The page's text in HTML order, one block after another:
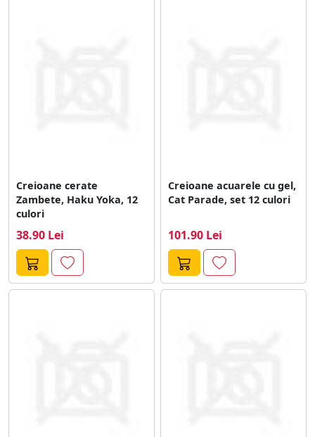
Creioane cerate
Zambete, Haku Yoka, 12
culori
38.90 Lei
Creioane acuarele cu gel,
Cat Parade, set 12 culori
101.90 Lei